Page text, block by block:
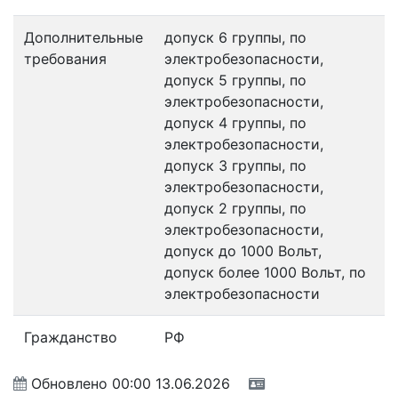
Дополнительные
требования
допуск 6 группы, по
электробезопасности,
допуск 5 группы, по
электробезопасности,
допуск 4 группы, по
электробезопасности,
допуск 3 группы, по
электробезопасности,
допуск 2 группы, по
электробезопасности,
допуск до 1000 Вольт,
допуск более 1000 Вольт, по
электробезопасности
Гражданство РФ
Обновлено 00:00 13.06.2026